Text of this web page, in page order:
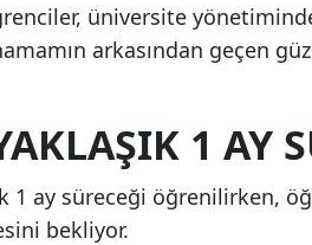
üniversite
arkasından geçen
1 AY
1 ay süreceği öğrenilirken,
bekliyor.